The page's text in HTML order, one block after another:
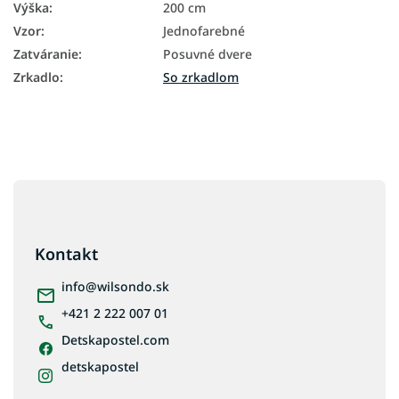
Výška:
200 cm
Vzor:
Jednofarebné
Zatváranie:
Posuvné dvere
Zrkadlo: So zrkadlom
Kontakt
info@wilsondo.sk
+421 2 222 007 01
Detskapostel.com
detskapostel